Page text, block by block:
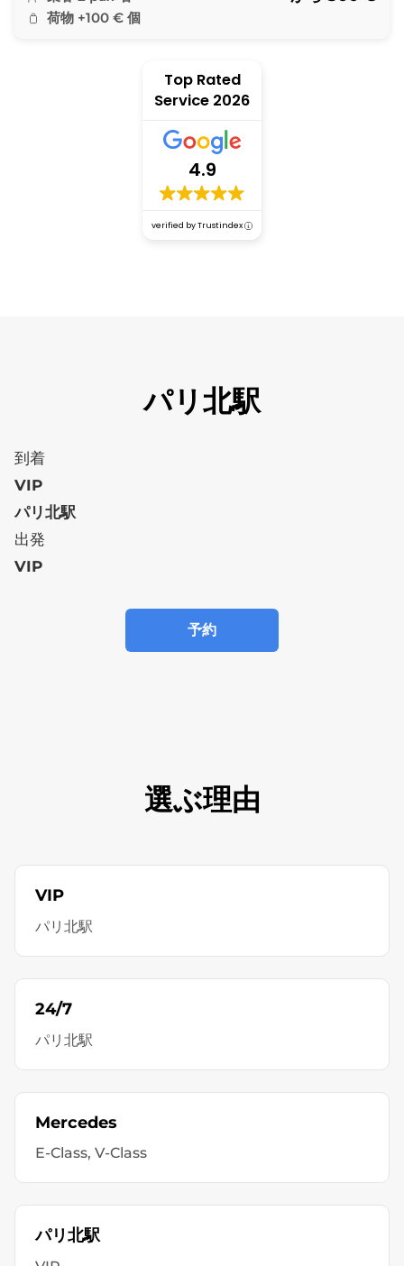
荷物 +100 € 個
Top Rated
Service 2026
4.9
verified by Trustindex
パリ北駅
到着
VIP
パリ北駅
出発
VIP
予約
選ぶ理由
VIP
パリ北駅
24/7
パリ北駅
Mercedes
E-Class, V-Class
パリ北駅